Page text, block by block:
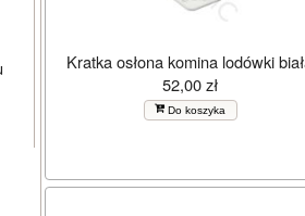
Kratka osłona komina lodówki
52,00 zł
Do koszyka